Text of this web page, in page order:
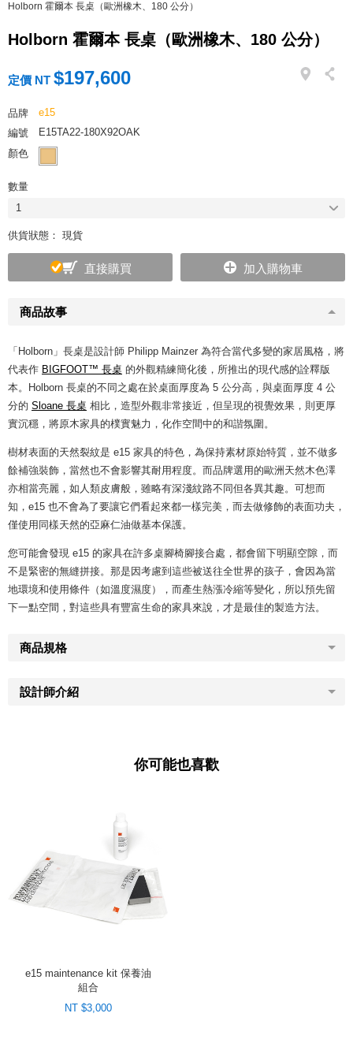
Holborn 霍爾本 長桌（歐洲橡木、180 公分）
Holborn 霍爾本 長桌（歐洲橡木、180 公分）
商品故事
「Holborn」長桌是設計師 Philipp Mainzer 為符合當代多變的家居風格，將
代表作 BIGFOOT™ 長桌 的外觀精練簡化後，所推出的現代感的詮釋版
本。Holborn 長桌的不同之處在於桌面厚度為 5 公分高，與桌面厚度 4 公
分的 Sloane 長桌 相比，造型外觀非常接近，但呈現的視覺效果，則更厚
實沉穩，將原木家具的樸實魅力，化作空間中的和諧氛圍。
樹材表面的天然裂紋是 e15 家具的特色，為保持素材原始特質，並不做多
餘補強裝飾，當然也不會影響其耐用程度。而品牌選用的歐洲天然木色澤
亦相當亮麗，如人類皮膚般，雖略有深淺紋路不同但各異其趣。可想而
知，e15 也不會為了要讓它們看起來都一樣完美，而去做修飾的表面功夫，
僅使用同樣天然的亞麻仁油做基本保護。
您可能會發現 e15 的家具在許多桌腳椅腳接合處，都會留下明顯空隙，而
不是緊密的無縫拼接。那是因考慮到這些被送往全世界的孩子，會因為當
地環境和使用條件（如溫度濕度），而產生熱漲冷縮等變化，所以預先留
下一點空間，對這些具有豐富生命的家具來說，才是最佳的製造方法。
商品規格
設計師介紹
定價 NT $197,600
品牌
e15
編號
E15TA22-180X92OAK
顏色
數量
1
供貨狀態： 現貨
直接購買 加入購物車
你可能也喜歡
e15 maintenance kit 保養油
組合
NT $3,000